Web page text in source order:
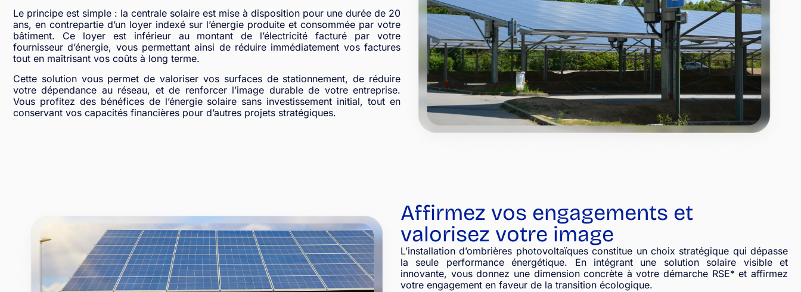
Le principe est simple : la centrale solaire est mise à disposition pour une durée de 20
ans, en contrepartie d’un loyer indexé sur l’énergie produite et consommée par votre
bâtiment. Ce loyer est inférieur au montant de l’électricité facturé par votre
fournisseur d’énergie, vous permettant ainsi de réduire immédiatement vos factures
tout en maîtrisant vos coûts à long terme.
Cette solution vous permet de valoriser vos surfaces de stationnement, de réduire
votre dépendance au réseau, et de renforcer l’image durable de votre entreprise.
Vous profitez des bénéfices de l’énergie solaire sans investissement initial, tout en
conservant vos capacités financières pour d’autres projets stratégiques.
Affirmez vos engagements et
valorisez votre image
L’installation d’ombrières photovoltaïques constitue un choix stratégique qui dépasse
la seule performance énergétique. En intégrant une solution solaire visible et
innovante, vous donnez une dimension concrète à votre démarche RSE* et affirmez
votre engagement en faveur de la transition écologique.